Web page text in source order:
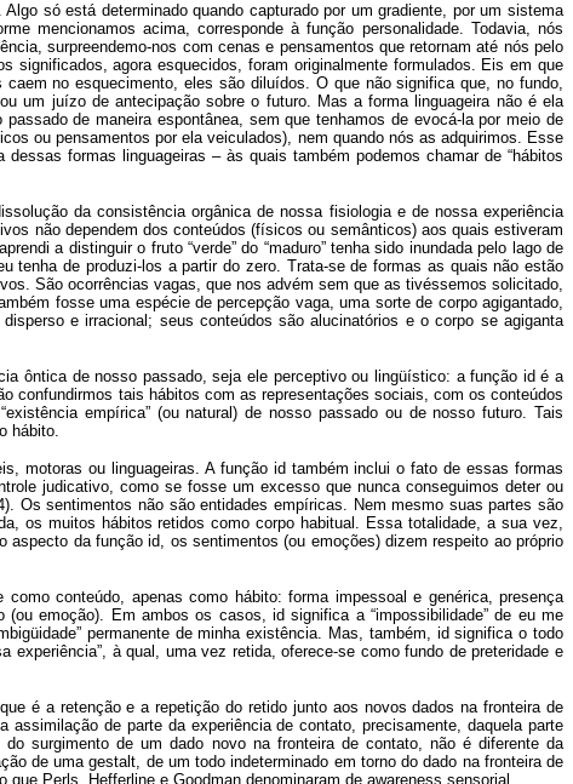
só está determinado quando capturado por um gradiente, por um sistema
mencionamos acima, corresponde à função personalidade. Todavia, nós
surpreendemo-nos com cenas e pensamentos que retornam até nós pelo
agora esquecidos, foram originalmente formulados. Eis em que
no esquecimento, eles são diluídos. O que não significa que, no fundo,
um juízo de antecipação sobre o futuro. Mas a forma linguageira não é ela
de maneira espontânea, sem que tenhamos de evocá-la por meio de
ou pensamentos por ela veiculados), nem quando nós as adquirimos. Esse
formas linguageiras – às quais também podemos chamar de “hábitos
da consistência orgânica de nossa fisiologia e de nossa experiência
não dependem dos conteúdos (físicos ou semânticos) aos quais estiveram
a distinguir o fruto “verde” do “maduro” tenha sido inundada pelo lago de
tenha de produzi-los a partir do zero. Trata-se de formas as quais não estão
São ocorrências vagas, que nos advém sem que as tivéssemos solicitado,
fosse uma espécie de percepção vaga, uma sorte de corpo agigantado,
e irracional; seus conteúdos são alucinatórios e o corpo se agiganta
ôntica de nosso passado, seja ele perceptivo ou lingüístico: a função id é a
confundirmos tais hábitos com as representações sociais, com os conteúdos
empírica” (ou natural) de nosso passado ou de nosso futuro. Tais
hábito.
motoras ou linguageiras. A função id também inclui o fato de essas formas
judicativo, como se fosse um excesso que nunca conseguimos deter ou
Os sentimentos não são entidades empíricas. Nem mesmo suas partes são
os muitos hábitos retidos como corpo habitual. Essa totalidade, a sua vez,
da função id, os sentimentos (ou emoções) dizem respeito ao próprio
conteúdo, apenas como hábito: forma impessoal e genérica, presença
emoção). Em ambos os casos, id significa a “impossibilidade” de eu me
permanente de minha existência. Mas, também, id significa o todo
experiência”, à qual, uma vez retida, oferece-se como fundo de preteridade e
é a retenção e a repetição do retido junto aos novos dados na fronteira de
de parte da experiência de contato, precisamente, daquela parte
surgimento de um dado novo na fronteira de contato, não é diferente da
de uma gestalt, de um todo indeterminado em torno do dado na fronteira de
Perls, Hefferline e Goodman denominaram de awareness sensorial.